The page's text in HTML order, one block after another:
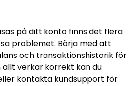
på ditt konto finns det flera
problemet. Börja med att
och transaktionshistorik för
verkar korrekt kan du
kontakta kundsupport för